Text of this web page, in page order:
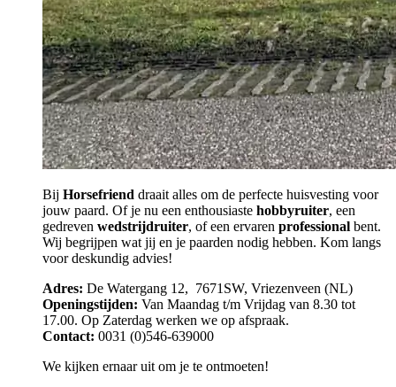
Bij Horsefriend draait alles om de perfecte huisvesting voor
jouw paard. Of je nu een enthousiaste hobbyruiter, een
gedreven wedstrijdruiter, of een ervaren professional bent.
Wij begrijpen wat jij en je paarden nodig hebben. Kom langs
voor deskundig advies!
Adres: De Watergang 12, 7671SW, Vriezenveen (NL)
Openingstijden: Van Maandag t/m Vrijdag van 8.30 tot
17.00. Op Zaterdag werken we op afspraak.
Contact: 0031 (0)546-639000
We kijken ernaar uit om je te ontmoeten!